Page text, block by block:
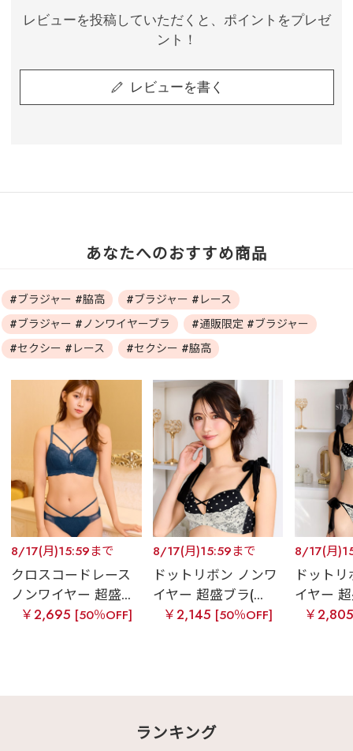
レビューを投稿していただくと、ポイントをプレゼ
ント！
レビューを書く
あなたへのおすすめ商品
#ブラジャー #脇高
#ブラジャー #レース
#ブラジャー #ノンワイヤーブラ
#通販限定 #ブラジャー
#セクシー #レース
#セクシー #脇高
8/17(月)15:59まで
クロスコードレース
ノンワイヤー 超盛...
￥2,695 [50％OFF]
8/17(月)15:59まで
ドットリボン ノンワ
イヤー 超盛ブラ(...
￥2,145 [50％OFF]
8/17(月
ドット
イヤー
￥
ランキング